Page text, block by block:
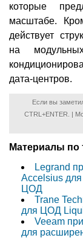
которые
масштабе.
действует
на
дата-центров.
Если вы
CTRL+ENTER. |
Материалы по
Legrand
Accelsius
ЦОД
Trane
для ЦОД
Veeam
для